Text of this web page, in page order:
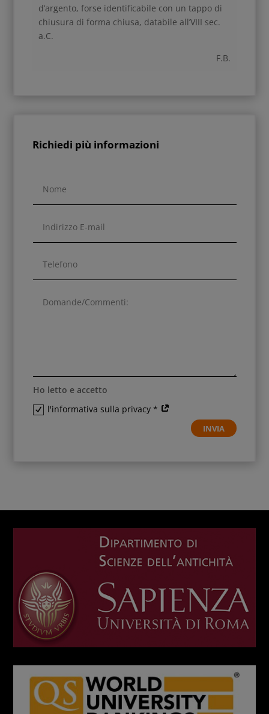
d’argento, forse identificabile con un tappo di
chiusura di forma chiusa, databile all’VIII sec.
a.C.
F.B.
Richiedi più informazioni
Ho letto e accetto
l'informativa sulla privacy *
INVIA